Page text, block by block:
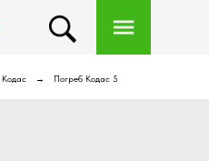
Кодас Погреб Кодас 5